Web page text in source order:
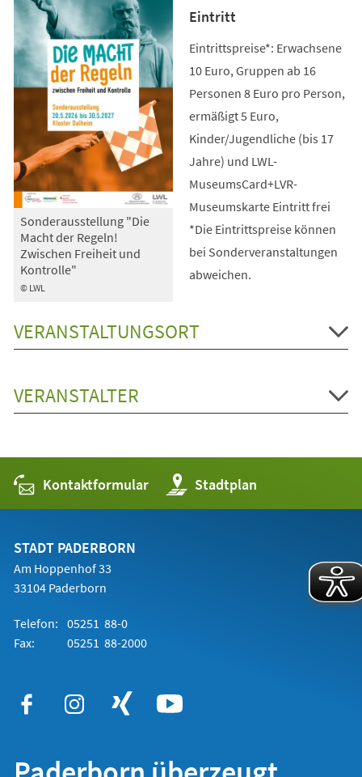
© LWL
Sonderausstellung "Die
Macht der Regeln!
Zwischen Freiheit und
Kontrolle"
Eintritt
Eintrittspreise*: Erwachsene
10 Euro, Gruppen ab 16
Personen 8 Euro pro Person,
ermäßigt 5 Euro,
Kinder/Jugendliche (bis 17
Jahre) und LWL-
MuseumsCard+LVR-
Museumskarte Eintritt frei
*Die Eintrittspreise können
bei Sonderveranstaltungen
abweichen.
VERANSTALTUNGSORT
VERANSTALTER
Kontaktformular Stadtplan
(Öffnet
in
einem
STADT PADERBORN
Am Hoppenhof 33
33104 Paderborn
Telefon: 05251 88-0
Fax:
05251 88-2000